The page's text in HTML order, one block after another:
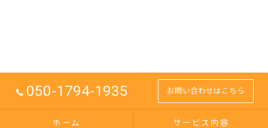
050-1794-1935 お問い合わせはこちら
ホーム サービス内容